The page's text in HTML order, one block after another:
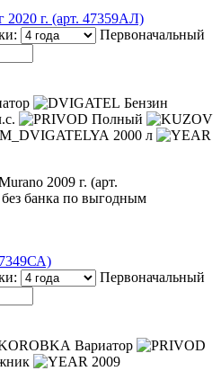
2020 г. (арт. 47359АЛ)
Первоначальный
Бензин
Полный
2000 л
Первоначальный
Вариатор
2009